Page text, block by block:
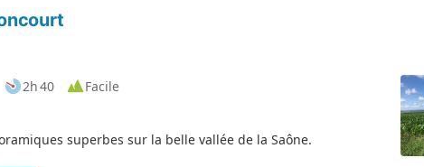
2h 40
Facile
superbes sur la belle vallée de la Saône.